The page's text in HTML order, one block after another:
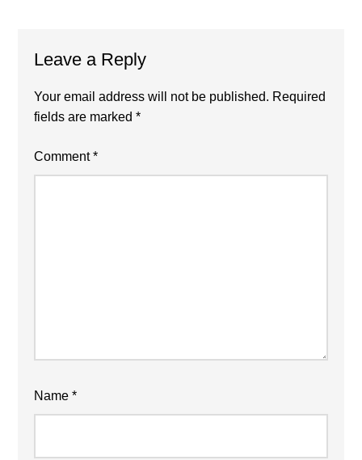
Interactions
Leave a Reply
Your email address will not be published. Required
fields are marked*
Comment*
Name*